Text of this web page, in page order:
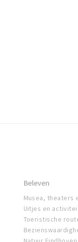
Beleven
Musea, theaters
Uitjes en
Toeristische